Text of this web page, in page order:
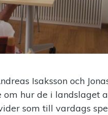
Isaksson och
hur de i landslaget
som till vardags